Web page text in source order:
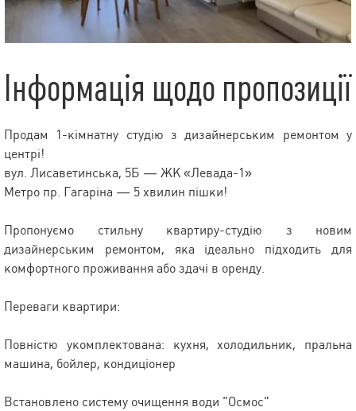
Інформація щодо пропозиції
Продам 1-кімнатну студію з дизайнерським ремонтом у
центрі!
вул. Лисаветинська, 5Б — ЖК «Левада-1»
Метро пр. Гагаріна — 5 хвилин пішки!
Пропонуємо стильну квартиру-студію з новим
дизайнерським ремонтом, яка ідеально підходить для
комфортного проживання або здачі в оренду.
Переваги квартири:
Повністю укомплектована: кухня, холодильник, пральна
машина, бойлер, кондиціонер
Встановлено систему очищення води "Осмос"